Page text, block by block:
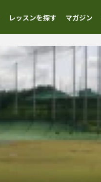
レッスンを探す マガジン